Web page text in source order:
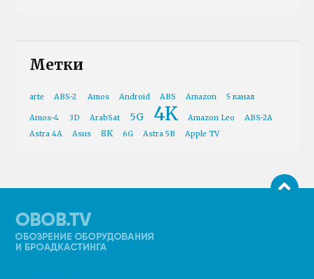
Метки
arte ABS-2 Amos Android ABS Amazon 5 канал
Amos-4 3D ArabSat 5G 4K Amazon Leo
ABS-2A
Astra 4A
Asus 8K 6G Astra 5B Apple TV